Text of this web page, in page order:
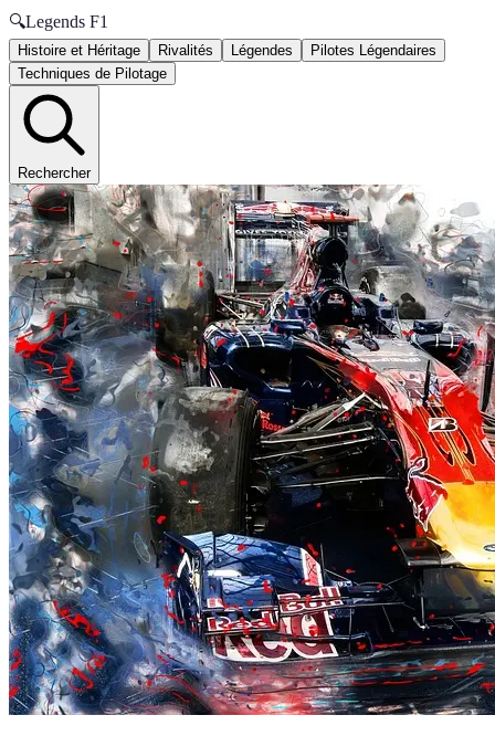
🔍Legends F1
Histoire et Héritage Rivalités Légendes
Pilotes Légendaires
Techniques de Pilotage
Rechercher